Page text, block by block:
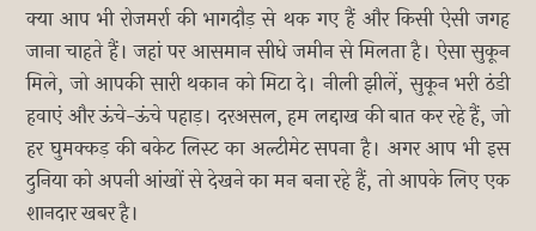
क्या आप भी रोजमर्रा की भागदौड़ से थक गए हैं और किसी ऐसी जगह
जाना चाहते हैं। जहां पर आसमान सीधे जमीन से मिलता है। ऐसा सुकून
मिले, जो आपकी सारी थकान को मिटा दे। नीली झीलें, सुकून भरी ठंडी
हवाएं और ऊंचे-ऊंचे पहाड़। दरअसल, हम लद्दाख की बात कर रहे हैं, जो
हर घुमक्कड़ की बकेट लिस्ट का अल्टीमेट सपना है। अगर आप भी इस
दुनिया को अपनी आंखों से देखने का मन बना रहे हैं, तो आपके लिए एक
शानदार खबर है।